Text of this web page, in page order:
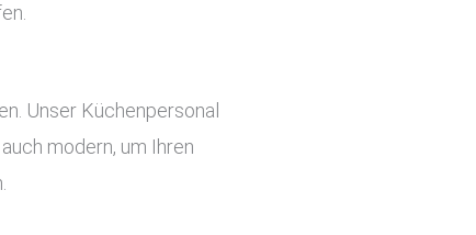
Unser Küchenpersonal
modern, um Ihren